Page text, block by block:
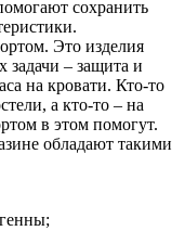
сохранить
Это изделия
задачи – защита и
на кровати. Кто-то
а кто-то – на
в этом помогут.
обладают такими